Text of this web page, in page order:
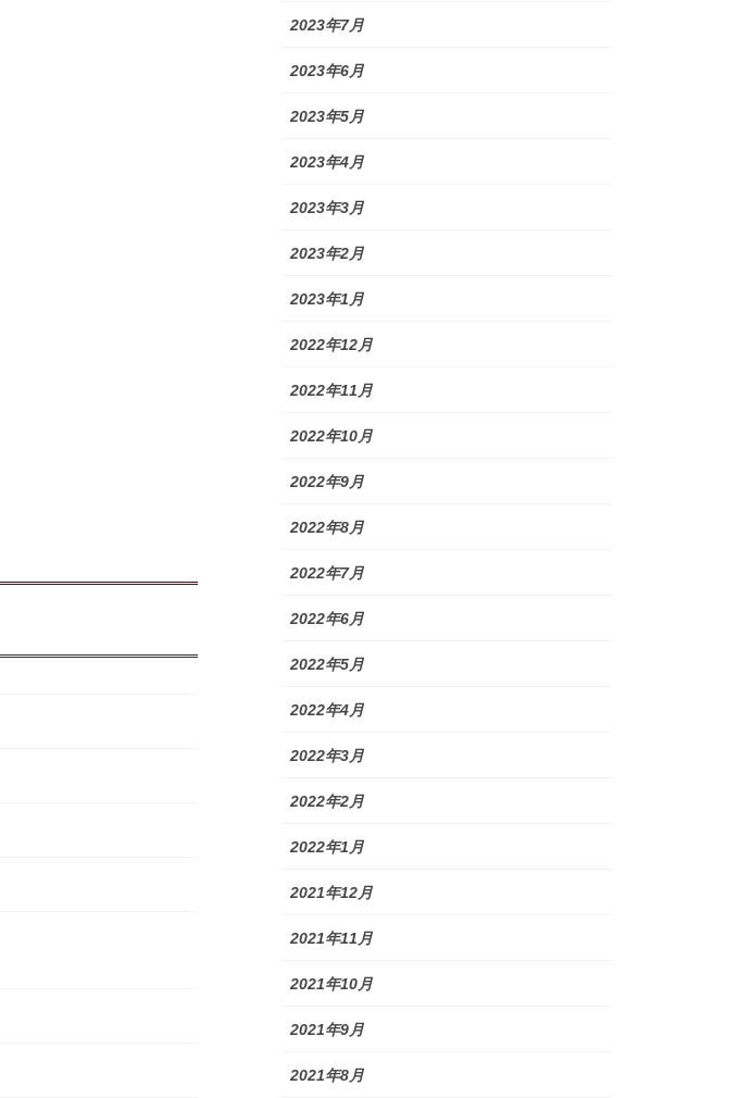
2023年7月
2023年6月
2023年5月
2023年4月
2023年3月
2023年2月
2023年1月
2022年12月
2022年11月
2022年10月
2022年9月
2022年8月
2022年7月
2022年6月
2022年5月
2022年4月
2022年3月
2022年2月
2022年1月
2021年12月
2021年11月
2021年10月
2021年9月
2021年8月